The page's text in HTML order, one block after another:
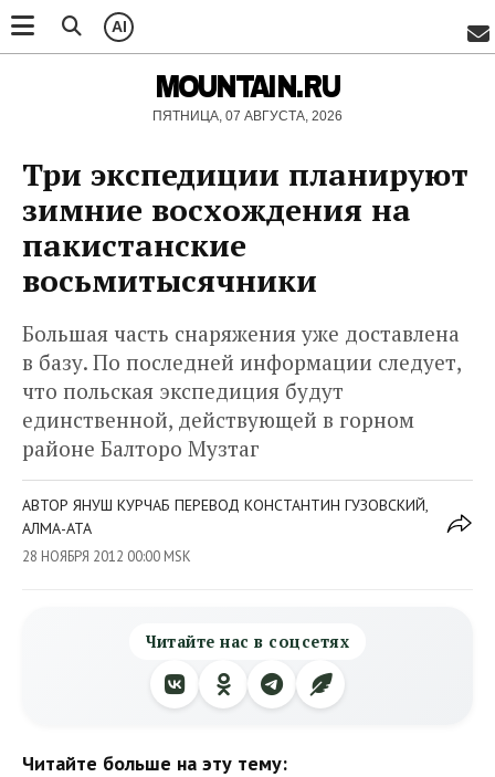
AI
MOUNTAIN.RU
ПЯТНИЦА, 07 АВГУСТА, 2026
Три экспедиции планируют
зимние восхождения на
пакистанские
восьмитысячники
Большая часть снаряжения уже доставлена
в базу. По последней информации следует,
что польская экспедиция будут
единственной, действующей в горном
районе Балторо Музтаг
АВТОР ЯНУШ КУРЧАБ ПЕРЕВОД КОНСТАНТИН ГУЗОВСКИЙ,
АЛМА-АТА
28 НОЯБРЯ 2012 00:00 MSK
Читайте нас в соцсетях
Читайте больше на эту тему: